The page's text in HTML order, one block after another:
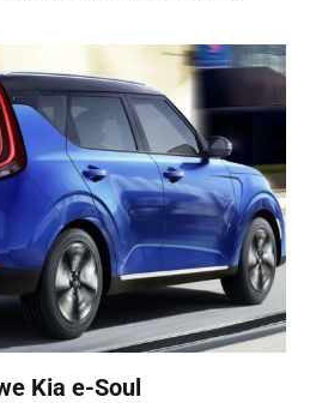
Kia e-Soul